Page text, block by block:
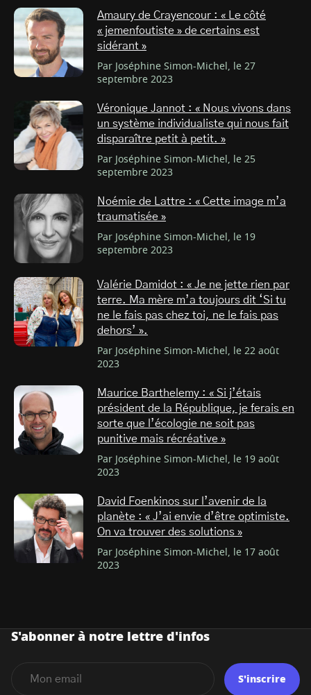
Amaury de Crayencour : « Le côté
« jemenfoutiste » de certains est
sidérant »
Par Joséphine Simon-Michel, le 27
septembre 2023
Véronique Jannot : « Nous vivons dans
un système individualiste qui nous fait
disparaître petit à petit. »
Par Joséphine Simon-Michel, le 25
septembre 2023
Noémie de Lattre : « Cette image m’a
traumatisée »
Par Joséphine Simon-Michel, le 19
septembre 2023
Valérie Damidot : « Je ne jette rien par
terre. Ma mère m’a toujours dit ‘Si tu
ne le fais pas chez toi, ne le fais pas
dehors’ ».
Par Joséphine Simon-Michel, le 22 août
2023
Maurice Barthelemy : « Si j’étais
président de la République, je ferais en
sorte que l’écologie ne soit pas
punitive mais récréative »
Par Joséphine Simon-Michel, le 19 août
2023
David Foenkinos sur l’avenir de la
planète : « J’ai envie d’être optimiste.
On va trouver des solutions »
Par Joséphine Simon-Michel, le 17 août
2023
S'abonner à notre lettre d'infos
S'inscrire